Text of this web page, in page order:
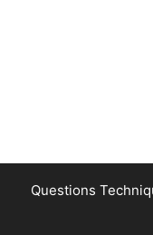
Questions